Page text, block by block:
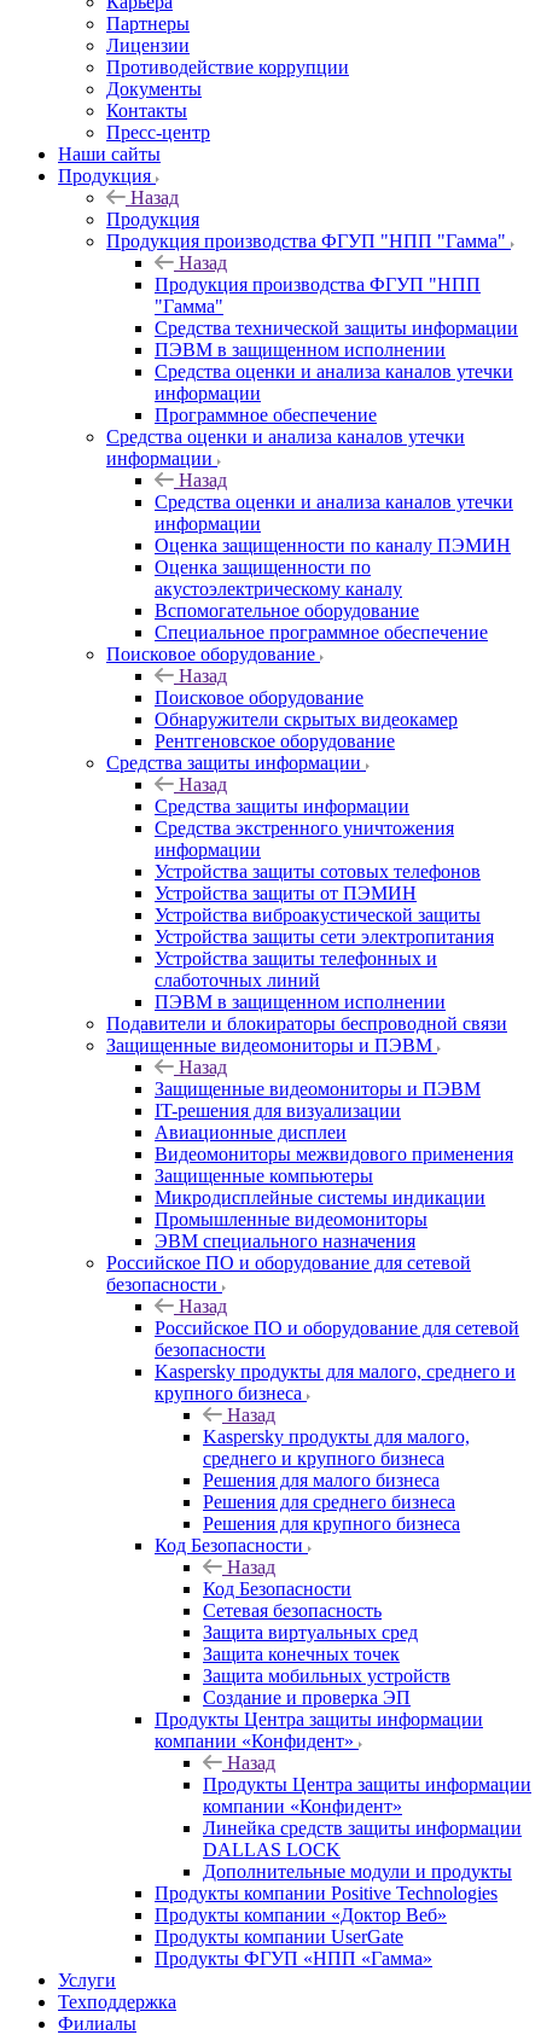
Партнеры
Лицензии
Противодействие коррупции
Документы
Контакты
Пресс-центр
Наши сайты
Продукция
Назад
Продукция
Продукция производства ФГУП "НПП "Гамма"
Назад
Продукция производства ФГУП "НПП
"Гамма"
Средства технической защиты информации
ПЭВМ в защищенном исполнении
Средства оценки и анализа каналов утечки
информации
Программное обеспечение
Средства оценки и анализа каналов утечки
информации
Назад
Средства оценки и анализа каналов утечки
информации
Оценка защищенности по каналу ПЭМИН
Оценка защищенности по
акустоэлектрическому каналу
Вспомогательное оборудование
Специальное программное обеспечение
Поисковое оборудование
Назад
Поисковое оборудование
Обнаружители скрытых видеокамер
Рентгеновское оборудование
Средства защиты информации
Назад
Средства защиты информации
Средства экстренного уничтожения
информации
Устройства защиты сотовых телефонов
Устройства защиты от ПЭМИН
Устройства виброакустической защиты
Устройства защиты сети электропитания
Устройства защиты телефонных и
слаботочных линий
ПЭВМ в защищенном исполнении
Подавители и блокираторы беспроводной связи
Защищенные видеомониторы и ПЭВМ
Назад
Защищенные видеомониторы и ПЭВМ
IT-решения для визуализации
Авиационные дисплеи
Видеомониторы межвидового применения
Защищенные компьютеры
Микродисплейные системы индикации
Промышленные видеомониторы
ЭВМ специального назначения
Российское ПО и оборудование для сетевой
безопасности
Назад
Российское ПО и оборудование для сетевой
безопасности
Kaspersky продукты для малого, среднего и
крупного бизнеса
Назад
Kaspersky продукты для малого,
среднего и крупного бизнеса
Решения для малого бизнеса
Решения для среднего бизнеса
Решения для крупного бизнеса
Код Безопасности
Назад
Код Безопасности
Сетевая безопасность
Защита виртуальных сред
Защита конечных точек
Защита мобильных устройств
Создание и проверка ЭП
Продукты Центра защиты информации
компании «Конфидент»
Назад
Продукты Центра защиты информации
компании «Конфидент»
Линейка средств защиты информации
DALLAS LOCK
Дополнительные модули и продукты
Продукты компании Positive Technologies
Продукты компании «Доктор Веб»
Продукты компании UserGate
Продукты ФГУП «НПП «Гамма»
Услуги
Техподдержка
Филиалы